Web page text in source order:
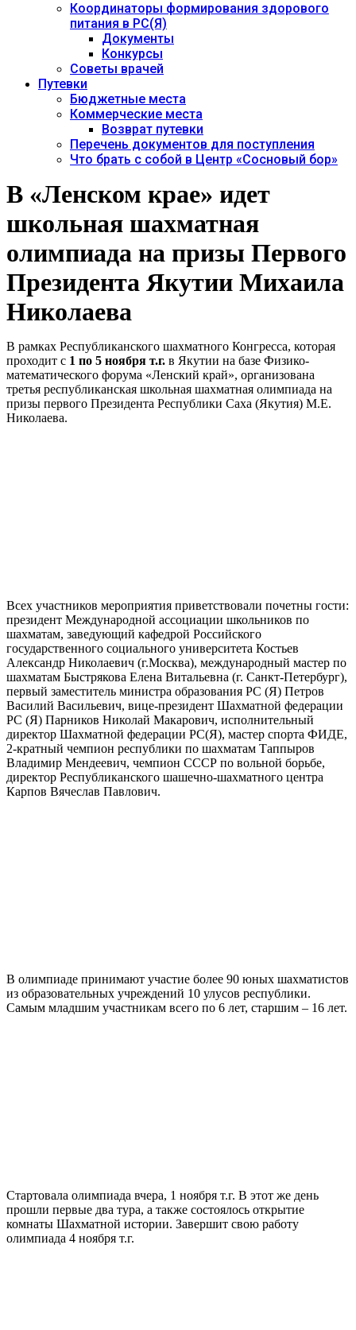
Координаторы формирования здорового
питания в РС(Я)
Документы
Конкурсы
Советы врачей
Путевки
Бюджетные места
Коммерческие места
Возврат путевки
Перечень документов для поступления
Что брать с собой в Центр «Сосновый бор»
В «Ленском крае» идет
школьная шахматная
олимпиада на призы Первого
Президента Якутии Михаила
Николаева
В рамках Республиканского шахматного Конгресса, которая
проходит с 1 по 5 ноября т.г. в Якутии на базе Физико-
математического форума «Ленский край», организована
третья республиканская школьная шахматная олимпиада на
призы первого Президента Республики Саха (Якутия) М.Е.
Николаева.
Всех участников мероприятия приветствовали почетны гости:
президент Международной ассоциации школьников по
шахматам, заведующий кафедрой Российского
государственного социального университета Костьев
Александр Николаевич (г.Москва), международный мастер по
шахматам Быстрякова Елена Витальевна (г. Санкт-Петербург),
первый заместитель министра образования РС (Я) Петров
Василий Васильевич, вице-президент Шахматной федерации
РС (Я) Парников Николай Макарович, исполнительный
директор Шахматной федерации РС(Я), мастер спорта ФИДЕ,
2-кратный чемпион республики по шахматам Таппыров
Владимир Мендеевич, чемпион СССР по вольной борьбе,
директор Республиканского шашечно-шахматного центра
Карпов Вячеслав Павлович.
В олимпиаде принимают участие более 90 юных шахматистов
из образовательных учреждений 10 улусов республики.
Самым младшим участникам всего по 6 лет, старшим – 16 лет.
Стартовала олимпиада вчера, 1 ноября т.г. В этот же день
прошли первые два тура, а также состоялось открытие
комнаты Шахматной истории. Завершит свою работу
олимпиада 4 ноября т.г.